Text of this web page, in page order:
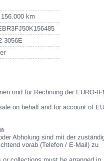
km
3056E
und für Rechnung der EURO-
on behalf and for account of
Abholung sind mit der
vorab (Telefon / E-Mail) zu